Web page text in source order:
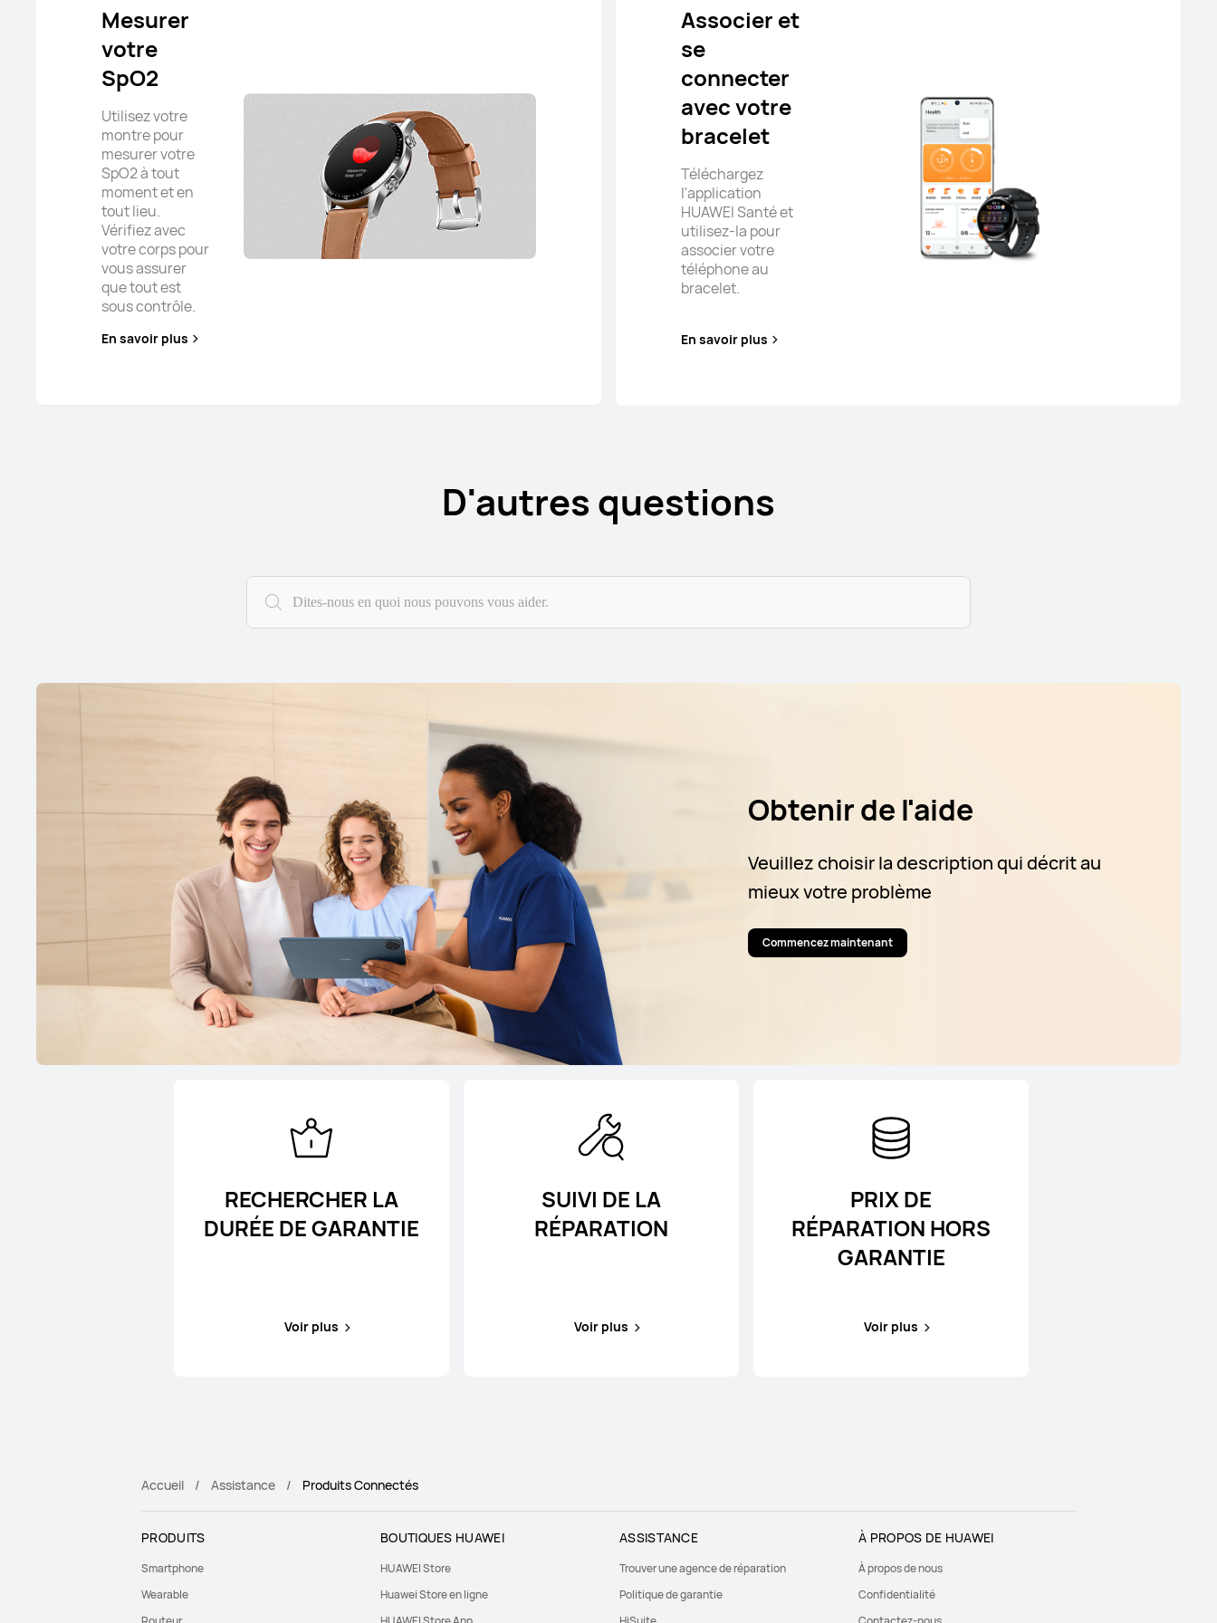
Mesurer
votre
SpO2
Utilisez votre
montre pour
mesurer votre
SpO2 à tout
moment et en
tout lieu.
Vérifiez avec
votre corps pour
vous assurer
que tout est
sous contrôle.
En savoir plus
Associer et
se
connecter
avec votre
bracelet
Téléchargez
l'application
HUAWEI Santé et
utilisez-la pour
associer votre
téléphone au
bracelet.
En savoir plus
D'autres questions
Obtenir de l'aide
Veuillez choisir la description qui décrit au
mieux votre problème
Commencez maintenant
RECHERCHER LA
DURÉE DE GARANTIE
Voir plus
SUIVI DE LA
RÉPARATION
Voir plus
PRIX DE
RÉPARATION HORS
GARANTIE
Voir plus
Accueil Assistance Produits Connectés
PRODUITS
Smartphone
Wearable
BOUTIQUES HUAWEI
HUAWEI Store
Huawei Store en ligne
ASSISTANCE
Trouver une agence de réparation
Politique de garantie
À PROPOS DE HUAWEI
À propos de nous
Confidentialité